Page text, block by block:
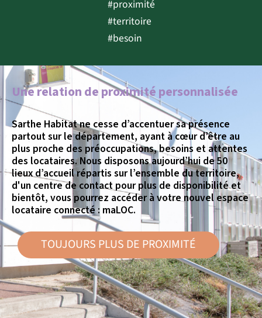
#proximité
#territoire
#besoin
Une relation de proximité personnalisée
Sarthe Habitat ne cesse d’accentuer sa présence
partout sur le département, ayant à cœur d’être au
plus proche des préoccupations, besoins et attentes
des locataires. Nous disposons aujourd’hui de 50
lieux d’accueil répartis sur l’ensemble du territoire,
d'un centre de contact pour plus de disponibilité et
bientôt, vous pourrez accéder à votre nouvel espace
locataire connecté : maLOC.
TOUJOURS PLUS DE PROXIMITÉ